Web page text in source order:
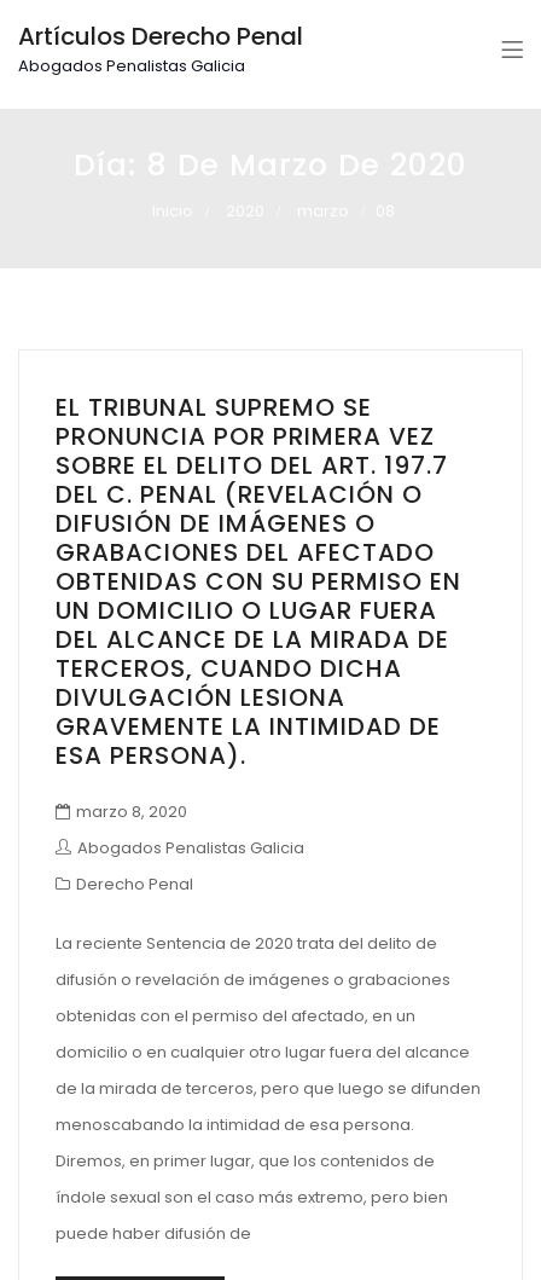
Artículos Derecho Penal
Abogados Penalistas Galicia
EL TRIBUNAL SUPREMO SE
PRONUNCIA POR PRIMERA VEZ
SOBRE EL DELITO DEL ART. 197.7
DEL C. PENAL (REVELACIÓN O
DIFUSIÓN DE IMÁGENES O
GRABACIONES DEL AFECTADO
OBTENIDAS CON SU PERMISO EN
UN DOMICILIO O LUGAR FUERA
DEL ALCANCE DE LA MIRADA DE
TERCEROS, CUANDO DICHA
DIVULGACIÓN LESIONA
GRAVEMENTE LA INTIMIDAD DE
ESA PERSONA).
marzo 8, 2020
Abogados Penalistas Galicia
Derecho Penal
La reciente Sentencia de 2020 trata del delito de
difusión o revelación de imágenes o grabaciones
obtenidas con el permiso del afectado, en un
domicilio o en cualquier otro lugar fuera del alcance
de la mirada de terceros, pero que luego se difunden
menoscabando la intimidad de esa persona.
Diremos, en primer lugar, que los contenidos de
índole sexual son el caso más extremo, pero bien
puede haber difusión de